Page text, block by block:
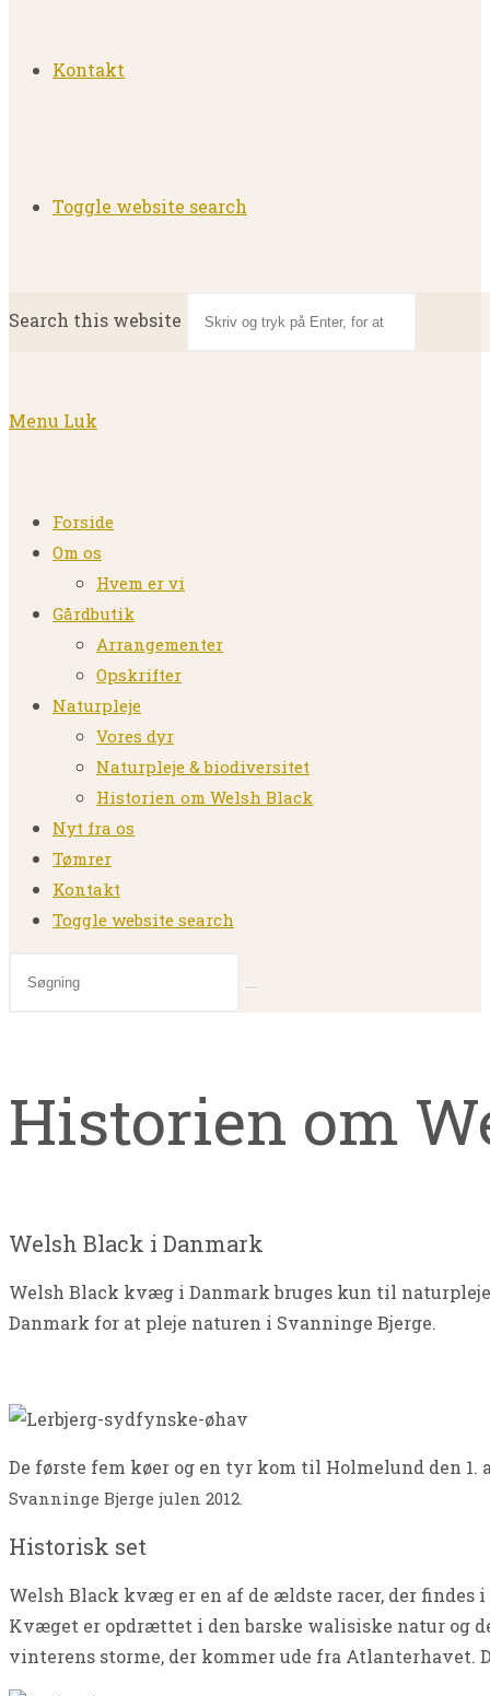
Kontakt
Toggle website search
Search this website
Menu Luk
Forside
Om os
Hvem er vi
Gårdbutik
Arrangementer
Opskrifter
Naturpleje
Vores dyr
Naturpleje & biodiversitet
Historien om Welsh Black
Nyt fra os
Tømrer
Kontakt
Toggle website search
Historien om
Welsh Black i Danmark
Welsh Black kvæg i Danmark bruges kun til
Danmark for at pleje naturen i Svanninge Bjerge.
De første fem køer og en tyr kom til Holmelund den 1.
Svanninge Bjerge julen 2012.
Historisk set
Welsh Black kvæg er en af de ældste racer, der findes
Kvæget er opdrættet i den barske walisiske natur og
vinterens storme, der kommer ude fra Atlanterhavet.